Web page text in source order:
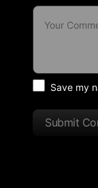
Save my
Submit